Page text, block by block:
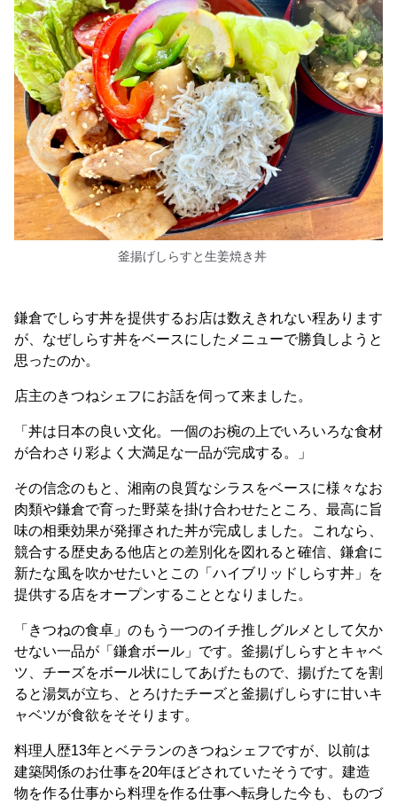
釜揚げしらすと生姜焼き丼
鎌倉でしらす丼を提供するお店は数えきれない程あります
が、なぜしらす丼をベースにしたメニューで勝負しようと
思ったのか。
店主のきつねシェフにお話を伺って来ました。
「丼は日本の良い文化。一個のお椀の上でいろいろな食材
が合わさり彩よく大満足な一品が完成する。」
その信念のもと、湘南の良質なシラスをベースに様々なお
肉類や鎌倉で育った野菜を掛け合わせたところ、最高に旨
味の相乗効果が発揮された丼が完成しました。これなら、
競合する歴史ある他店との差別化を図れると確信、鎌倉に
新たな風を吹かせたいとこの「ハイブリッドしらす丼」を
提供する店をオープンすることとなりました。
「きつねの食卓」のもう一つのイチ推しグルメとして欠か
せない一品が「鎌倉ボール」です。釜揚げしらすとキャベ
ツ、チーズをボール状にしてあげたもので、揚げたてを割
ると湯気が立ち、とろけたチーズと釜揚げしらすに甘いキ
ャベツが食欲をそそります。
料理人歴13年とベテランのきつねシェフですが、以前は
建築関係のお仕事を20年ほどされていたそうです。建造
物を作る仕事から料理を作る仕事へ転身した今も、ものづ